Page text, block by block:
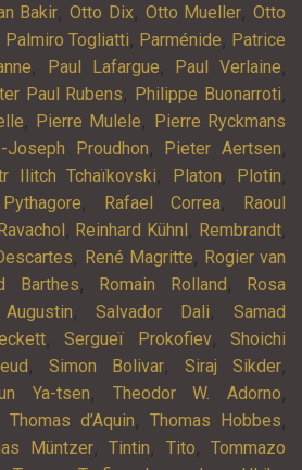
Bakir, Otto Dix, Otto Mueller, Otto
Palmiro Togliatti, Parménide, Patrice
, Paul Lafargue, Paul Verlaine,
Paul Rubens, Philippe Buonarroti,
, Pierre Mulele,
Pierre Ryckmans
Joseph Proudhon, Pieter Aertsen,
Ilitch Tchaïkovski, Platon, Plotin,
Pythagore, Rafael Correa,
Raoul
Ravachol , Reinhard Kühnl , Rembrandt,
, René Magritte, Rogier van
Barthes, Romain Rolland ,
Rosa
,Salvador Dali,Samad
,Sergueï Prokofiev,Shoichi
, Simon Bolivar, Siraj Sikder,
Ya-tsen, Theodor W. Adorno,
Thomas d’Aquin, Thomas Hobbes,
Müntzer, Tintin, Tito, Tommazo